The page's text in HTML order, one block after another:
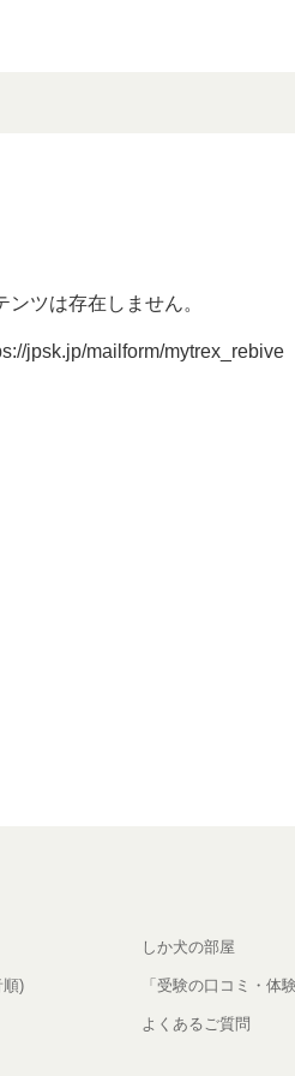
ツは存在しません。
jpsk.jp/mailform/
)
しか犬の部屋
「受験の口コミ・体
よくあるご質問